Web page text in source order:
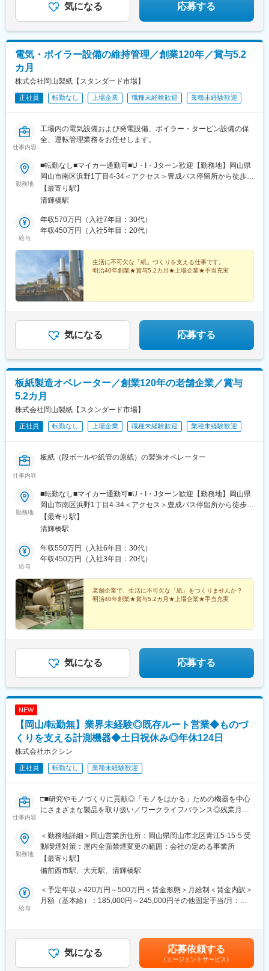
気になる 応募する
電気・ボイラー設備の維持管理／創業120年／賞与5.2
カ月
株式会社岡山製紙【スタンダード市場】
正社員 転勤なし 上場企業 職種未経験歓迎 業種未経験歓迎
仕事内容
工場内の電気設備および発電設備、ボイラー・タービン設備の保
全、運転管理業務をお任せします。
勤務地
■転勤なし■マイカー通勤可■U・I・Jターン歓迎【勤務地】岡山県
岡山市南区浜野1丁目4-34＜アクセス＞豊成バス停留所から徒歩
10分＜受動喫煙対策＞敷地内喫煙可能場所あり
【最寄り駅】
清輝橋駅
給与
年収570万円（入社7年目：30代）
年収450万円（入社5年目：20代）
生活に不可欠な「紙」づくりを支える仕事です。
明治40年創業★賞与5.2カ月★上場企業★手当充実
気になる 応募する
板紙製造オペレーター／創業120年の老舗企業／賞与
5.2カ月
株式会社岡山製紙【スタンダード市場】
正社員 転勤なし 上場企業 職種未経験歓迎 業種未経験歓迎
仕事内容
板紙（段ボールや紙管の原紙）の製造オペレーター
勤務地
■転勤なし■マイカー通勤可■U・I・Jターン歓迎【勤務地】岡山県
岡山市南区浜野1丁目4-34＜アクセス＞豊成バス停留所から徒歩
10分＜受動喫煙対策＞敷地内喫煙可能場所あり
【最寄り駅】
清輝橋駅
給与
年収550万円（入社6年目：30代）
年収450万円（入社3年目：20代）
老舗企業で、生活に不可欠な「紙」をつくりませんか？
明治40年創業★賞与5.2カ月★上場企業★手当充実
気になる 応募する
NEW
【岡山/転勤無】業界未経験◎既存ルート営業◆ものづ
くりを支える計測機器◆土日祝休み◎年休124日
株式会社ホクシン
正社員 転勤なし 業種未経験歓迎
仕事内容
□■研究やモノづくりに貢献◎「モノをはかる」ための機器を中心
にさまざまな製品を取り扱い／ワークライフバランス◎残業月平
◎■□
主に官公庁・大学、製造業の企業など、モノづくりや研究・開
発・試験・製造・検査に携わるお客様を支えるお仕事です。
お客様のニーズに合わせて最適な機器を選び、製品仕様や見積り
等を提案します。
（3）メーカーへの機器の価格交渉と発注
（4）納品・検収及び納入試験立会
（5）アフターフォロー／納入後の定期訪問による状況確認や保守
勤務地
＜勤務地詳細＞岡山営業所住所：岡山県岡山市北区青江5-15-5 受
動喫煙対策：屋内全面禁煙変更の範囲：会社の定める事業所
【最寄り駅】
備前西市駅、大元駅、清輝橋駅
給与
＜予定年収＞420万円～500万円＜賃金形態＞月給制＜賃金内訳＞
月額（基本給）：185,000円～245,000円その他固定手当/月：
に応じて決算賞与あり（2022～2024年実績有）■昇給：年1回（4
月）■インセンティブ：あり■モデル年収：・30歳／470万円賃金
はあくまでも目安の金額であり、選考を通じて上下する可能性が
気になる 応募依頼する
（エージェントサービス）